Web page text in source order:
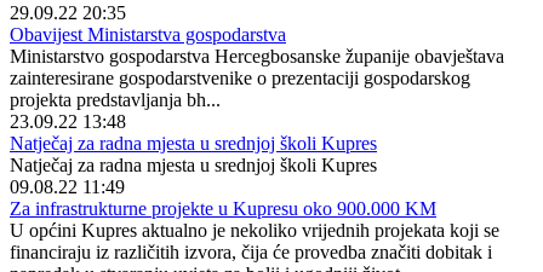
29.09.22 20:35
Obavijest Ministarstva gospodarstva
Ministarstvo gospodarstva Hercegbosanske županije obavještava
zainteresirane gospodarstvenike o prezentaciji gospodarskog
projekta predstavljanja bh...
23.09.22 13:48
Natječaj za radna mjesta u srednjoj školi Kupres
Natječaj za radna mjesta u srednjoj školi Kupres
09.08.22 11:49
Za infrastrukturne projekte u Kupresu oko 900.000 KM
U općini Kupres aktualno je nekoliko vrijednih projekata koji se
financiraju iz različitih izvora, čija će provedba značiti dobitak i